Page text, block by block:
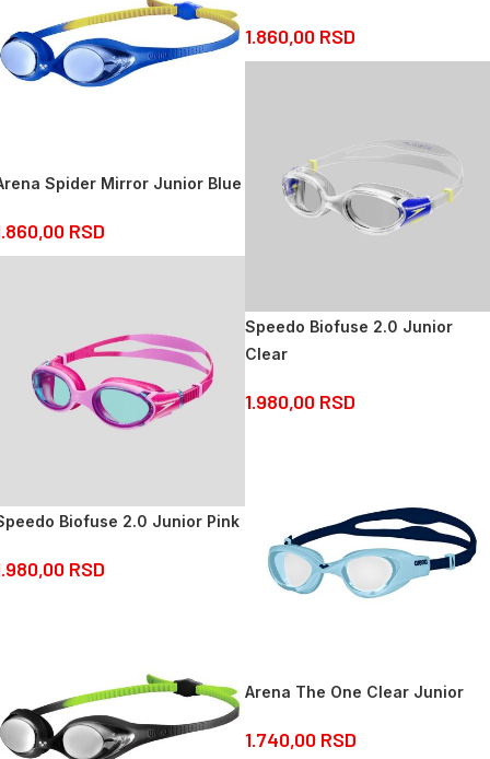
1.860,00 RSD
Spider Mirror Junior Blue
RSD
Speedo Biofuse 2.0 Junior
Clear
1.980,00 RSD
Biofuse 2.0 Junior Pink
RSD
Arena The One Clear Junior
1.740,00 RSD